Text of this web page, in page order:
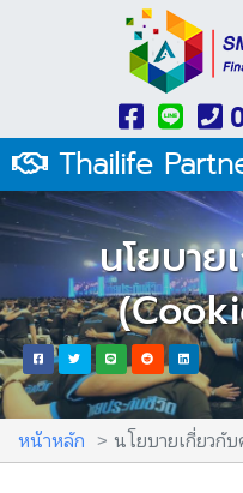
Thailife
นโยบา
หน้าหลัก นโยบายเกี่ยวกั